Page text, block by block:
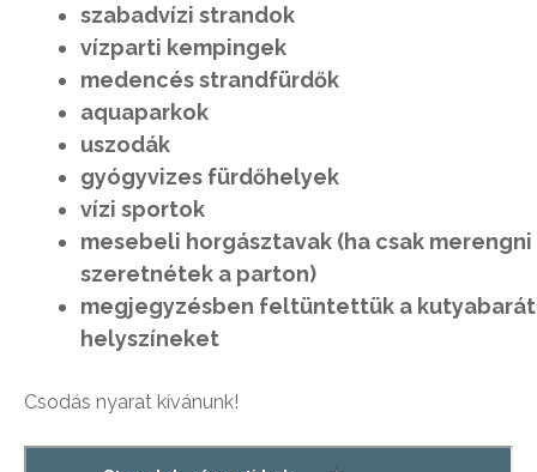
szabadvízi strandok
vízparti kempingek
medencés strandfürdők
aquaparkok
uszodák
gyógyvizes fürdőhelyek
vízi sportok
mesebeli horgásztavak (ha csak merengni
szeretnétek a parton)
megjegyzésben feltüntettük a kutyabarát
helyszíneket
Csodás nyarat kívánunk!